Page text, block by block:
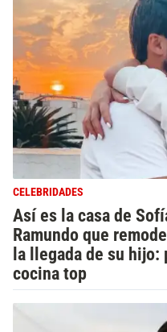
CELEBRIDADES
Así es la casa de
Ramundo que
la llegada de su
cocina top